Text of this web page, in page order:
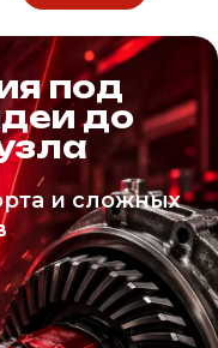
под
до
и сложных